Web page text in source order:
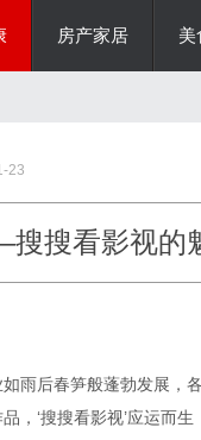
房产家居 美
23
搜看影视的
雨后春笋般蓬勃发展，
，‘搜搜看影视’应运而